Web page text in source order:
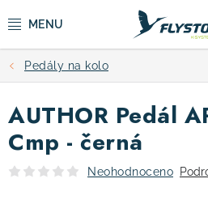
na
CYKLISTIKA
ZIMNÍ SPORTY
KOLOBĚŽKY
Pedály na kolo
AUTHOR Pedál
Cmp - černá
Neohodnoceno